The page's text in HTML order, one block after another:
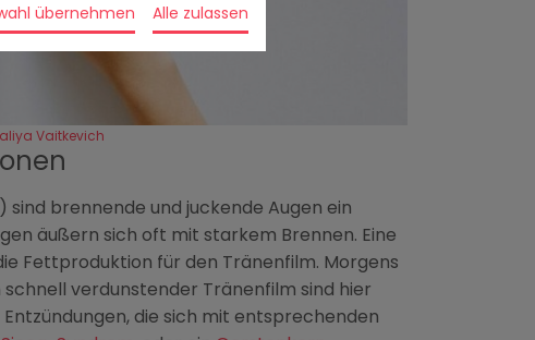
Vaitkevich
) sind brennende und juckende Augen ein
äußern sich oft mit starkem Brennen. Eine
Fettproduktion für den Tränenfilm. Morgens
verdunstender Tränenfilm sind hier
die sich mit entsprechenden
übernehmen Alle zulassen